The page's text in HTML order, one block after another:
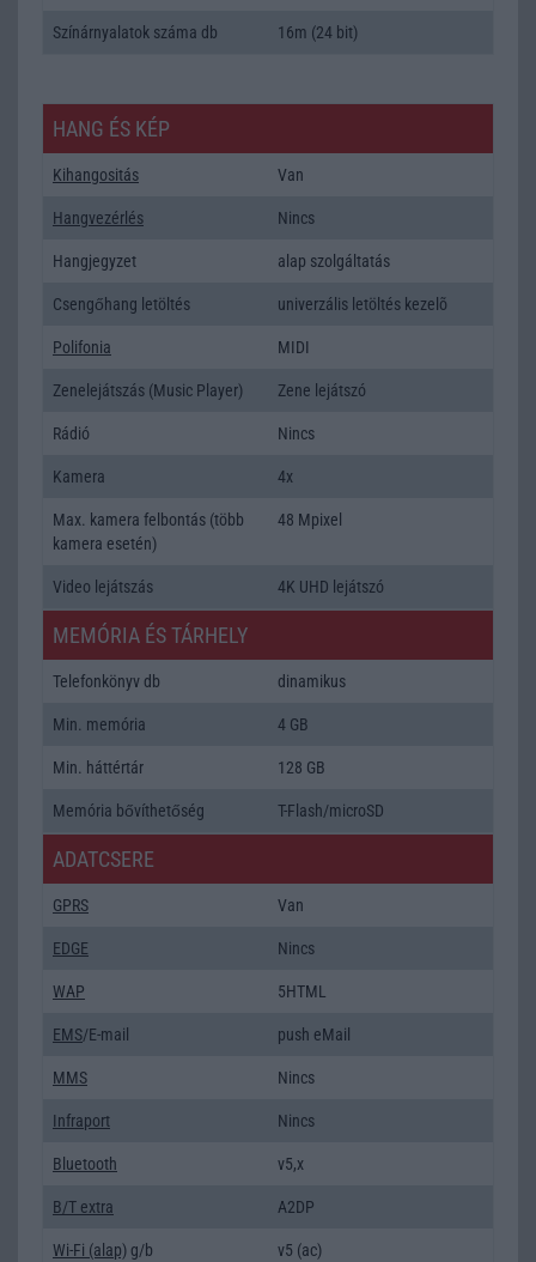
Színárnyalatok száma db 16m (24 bit)
HANG ÉS KÉP
Kihangositás Van
Hangvezérlés Nincs
Hangjegyzet alap szolgáltatás
Csengőhang letöltés univerzális letöltés kezelõ
Polifonia MIDI
Zenelejátszás (Music Player) Zene lejátszó
Rádió Nincs
Kamera 4x
Max. kamera felbontás (több
kamera esetén)
48 Mpixel
Video lejátszás 4K UHD lejátszó
MEMÓRIA ÉS TÁRHELY
Telefonkönyv db dinamikus
Min. memória 4 GB
Min. háttértár 128 GB
Memória bővíthetőség T-Flash/microSD
ADATCSERE
GPRS Van
EDGE Nincs
WAP 5HTML
EMS/E-mail push eMail
MMS Nincs
Infraport Nincs
Bluetooth v5,x
B/T extra A2DP
Wi-Fi (alap) g/b v5 (ac)